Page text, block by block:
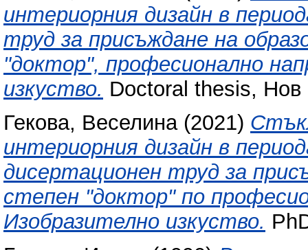
интериорния дизайн в
труд за присъждане на
"доктор", професионално
изкуство. Doctoral thesis, Нов
Гекова, Веселина(2021)
интериорния дизайн в
дисертационен труд за
степен "доктор" по
Изобразително изкуство.